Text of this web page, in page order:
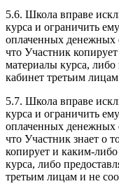
5.6. Школа вправе
курса и ограничить
оплаченных денежных
что Участник
материалы курса, либо
кабинет третьим
5.7. Школа вправе
курса и ограничить
оплаченных денежных
что Участник знает о
копирует и каким-
курса, либо
третьим лицам и не